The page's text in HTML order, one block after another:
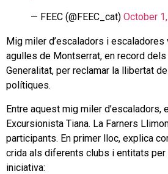
— FEEC (@FEEC_cat) October
Mig miler d’escaladors i escaladores
agulles de Montserrat, en record
Generalitat, per reclamar la llibertat
polítiques.
Entre aquest mig miler d’escaladors,
Excursionista Tiana. La Farners
participants. En primer lloc, explica
crida als diferents clubs i entitats per
iniciativa: